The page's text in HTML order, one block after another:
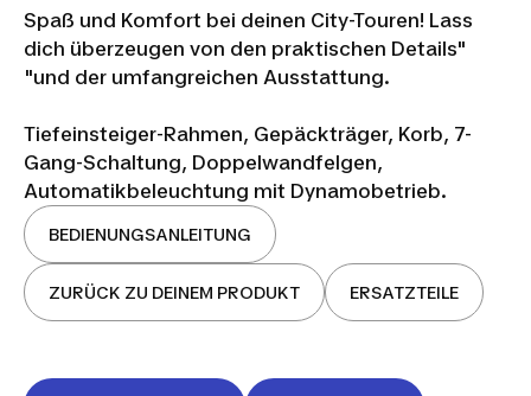
Spaß und Komfort bei deinen City-Touren! Lass
dich überzeugen von den praktischen Details"
"und der umfangreichen Ausstattung.
Tiefeinsteiger-Rahmen, Gepäckträger, Korb, 7-
Gang-Schaltung, Doppelwandfelgen,
Automatikbeleuchtung mit Dynamobetrieb.
BEDIENUNGSANLEITUNG
ZURÜCK ZU DEINEM PRODUKT ERSATZTEILE